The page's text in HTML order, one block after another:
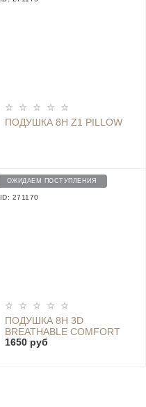
ПОДУШКА 8H Z1 PILLOW
ОЖИДАЕМ ПОСТУПЛЕНИЯ
ID: 271170
ПОДУШКА 8H 3D
BREATHABLE COMFORT
PILLOW БЕЛАЯ
1650 руб